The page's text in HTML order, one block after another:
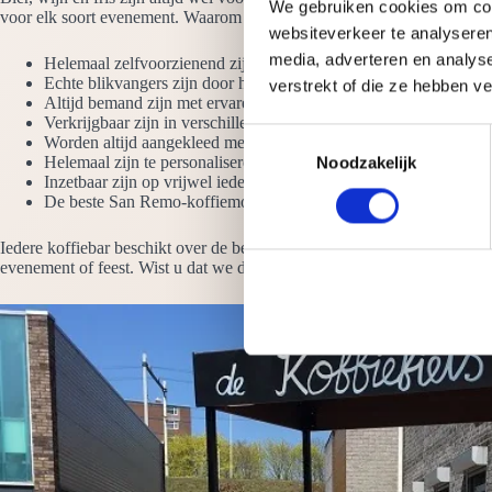
We gebruiken cookies om
websiteverkeer te
media, adverteren en
verstrekt of die ze hebben
T
o
e
t
e
i
n
g
s
s
e
Noodzakelijk
voor elk soort evenement. Waarom onze koffiebars huren? Omdat ze:
Helemaal zelfvoorzienend zijn. We hebben alleen een
Echte blikvangers zijn door het hoogglans ontwerp en de LED-
Altijd bemand zijn met ervaren barista’s die verstand hebben van
Verkrijgbaar zijn in verschillende uitvoeringen. Bekijk ook de
Worden altijd aangekleed met vazen koffiebonen
Helemaal zijn te personaliseren met jouw logo
Inzetbaar zijn op vrijwel iedere locatie, zowel binnen als buiten
De beste San Remo-koffiemolens en espressomachines hebben
Iedere koffiebar beschikt over de beste koffiemachines, molens en
evenement of feest. Wist u dat we de koffiebar ook kunnen